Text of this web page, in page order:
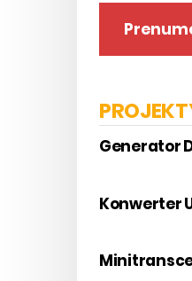
Generator
Konwerter